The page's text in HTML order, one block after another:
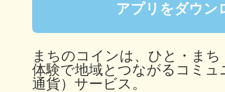
アプリをダウン
まちのコインは、ひと・ま
体験で地域とつながるコミュ
通貨）サービス。
高知市